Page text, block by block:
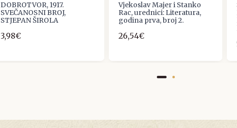
DOBROTVOR, 1917.
SVEČANOSNI BROJ,
STJEPAN ŠIROLA
3,98€
Vjekoslav Majer i Stanko
Rac, urednici: Literatura,
godina prva, broj 2.
26,54€